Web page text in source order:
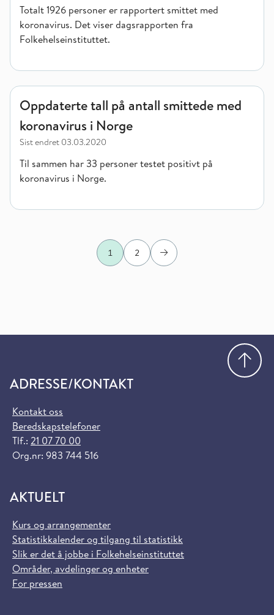
Totalt 1926 personer er rapportert smittet med
koronavirus. Det viser dagsrapporten fra
Folkehelseinstituttet.
Oppdaterte tall på antall smittede med koronavirus i Norge
Oppdaterte tall på antall smittede med
koronavirus i Norge
Sist endret 03.03.2020
Til sammen har 33 personer testet positivt på
koronavirus i Norge.
1 2 Neste
ADRESSE/KONTAKT
Kontakt oss
Beredskapstelefoner
Tlf.: 21 07 70 00
Org.nr: 983 744 516
AKTUELT
Kurs og arrangementer
Statistikkalender og tilgang til statistikk
Slik er det å jobbe i Folkehelseinstituttet
Områder, avdelinger og enheter
For pressen